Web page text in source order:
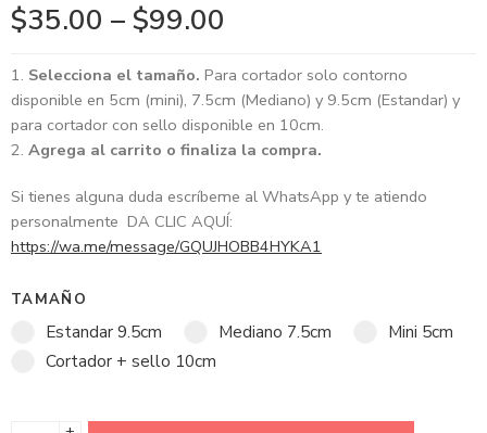
$35.00 – $99.00
Selecciona el tamaño. Para cortador solo contorno
disponible en 5cm (mini), 7.5cm (Mediano) y 9.5cm (Estandar) y
para cortador con sello disponible en 10cm.
Agrega al carrito o finaliza la compra.
Si tienes alguna duda escríbeme al WhatsApp y te atiendo
personalmente DA CLIC AQUÍ:
https://wa.me/message/GQUJHOBB4HYKA1
TAMAÑO
Estandar 9.5cm Mediano 7.5cm
Mini 5cm
Cortador + sello 10cm